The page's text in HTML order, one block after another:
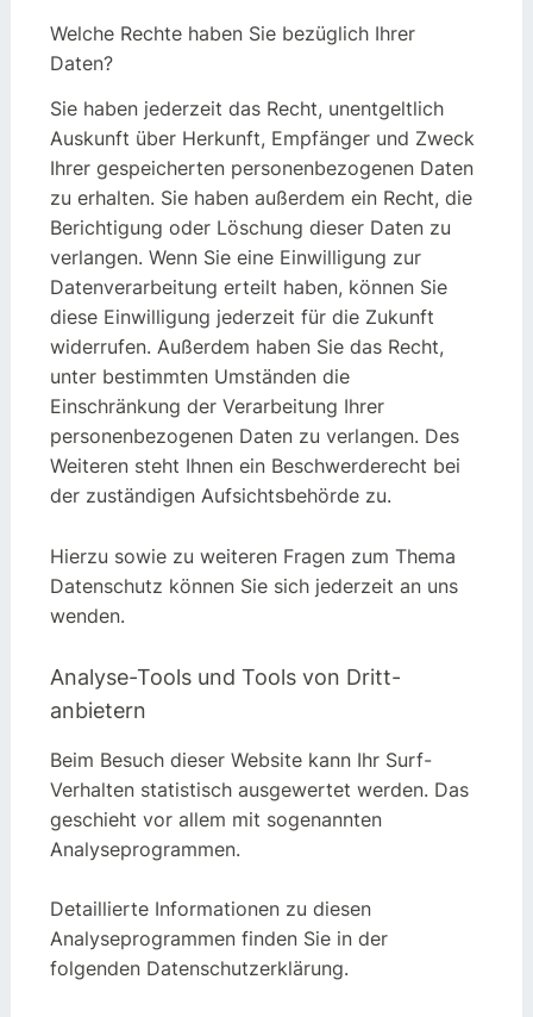
Welche Rechte haben Sie bezüglich Ihrer
Daten?
Sie haben jederzeit das Recht, unentgeltlich
Auskunft über Herkunft, Empfänger und Zweck
Ihrer gespeicherten personenbezogenen Daten
zu erhalten. Sie haben außerdem ein Recht, die
Berichtigung oder Löschung dieser Daten zu
verlangen. Wenn Sie eine Einwilligung zur
Datenverarbeitung erteilt haben, können Sie
diese Einwilligung jederzeit für die Zukunft
widerrufen. Außerdem haben Sie das Recht,
unter bestimmten Umständen die
Einschränkung der Verarbeitung Ihrer
personenbezogenen Daten zu verlangen. Des
Weiteren steht Ihnen ein Beschwerderecht bei
der zuständigen Aufsichtsbehörde zu.
Hierzu sowie zu weiteren Fragen zum Thema
Datenschutz können Sie sich jederzeit an uns
wenden.
Analyse-Tools und Tools von Dritt­
anbietern
Beim Besuch dieser Website kann Ihr Surf-
Verhalten statistisch ausgewertet werden. Das
geschieht vor allem mit sogenannten
Analyseprogrammen.
Detaillierte Informationen zu diesen
Analyseprogrammen finden Sie in der
folgenden Datenschutzerklärung.